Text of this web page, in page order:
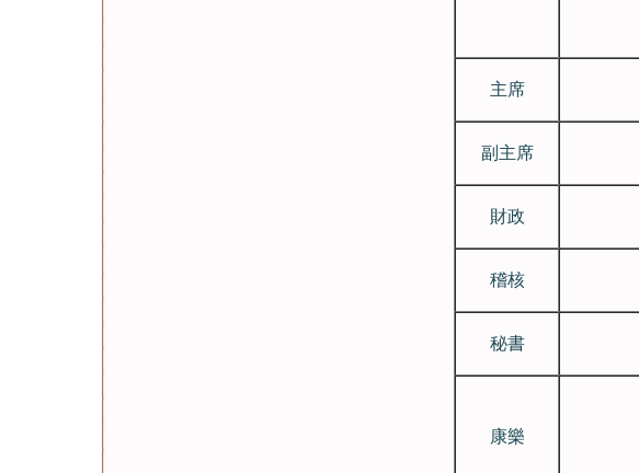
主席
副主席
財政
稽核
秘書
康樂